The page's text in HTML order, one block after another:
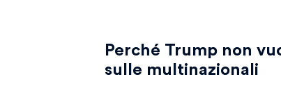
Perché Trump non
sulle multinazionali